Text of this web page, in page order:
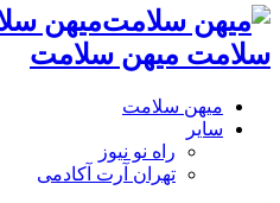
میهن
سلامت میهن سلامت
میهن سلامت
سایر
راه نو نیوز
تهران آرت آکادمی